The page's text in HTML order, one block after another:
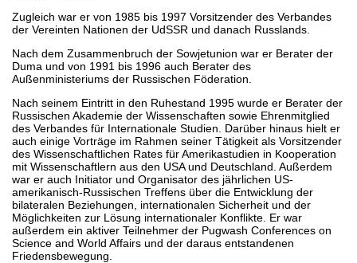
Zugleich war er von 1985 bis 1997 Vorsitzender des Verbandes
der Vereinten Nationen der UdSSR und danach Russlands.
Nach dem Zusammenbruch der Sowjetunion war er Berater der
Duma und von 1991 bis 1996 auch Berater des
Außenministeriums der Russischen Föderation.
Nach seinem Eintritt in den Ruhestand 1995 wurde er Berater der
Russischen Akademie der Wissenschaften sowie Ehrenmitglied
des Verbandes für Internationale Studien. Darüber hinaus hielt er
auch einige Vorträge im Rahmen seiner Tätigkeit als Vorsitzender
des Wissenschaftlichen Rates für Amerikastudien in Kooperation
mit Wissenschaftlern aus den USA und Deutschland. Außerdem
war er auch Initiator und Organisator des jährlichen US-
amerikanisch-Russischen Treffens über die Entwicklung der
bilateralen Beziehungen, internationalen Sicherheit und der
Möglichkeiten zur Lösung internationaler Konflikte. Er war
außerdem ein aktiver Teilnehmer der Pugwash Conferences on
Science and World Affairs und der daraus entstandenen
Friedensbewegung.